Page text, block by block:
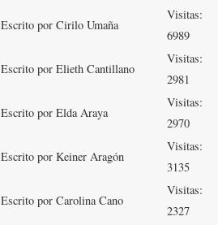
Escrito por Cirilo Umaña
Visitas:
6989
Escrito por Elieth Cantillano
Visitas:
2981
Escrito por Elda Araya
Visitas:
2970
Escrito por Keiner Aragón
Visitas:
3135
Escrito por Carolina Cano
Visitas:
2327